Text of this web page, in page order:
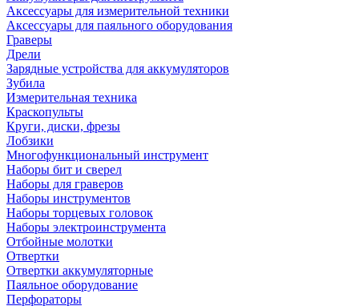
Аксессуары для измерительной техники
Аксессуары для паяльного оборудования
Граверы
Дрели
Зарядные устройства для аккумуляторов
Зубила
Измерительная техника
Краскопульты
Круги, диски, фрезы
Лобзики
Многофункциональный инструмент
Наборы бит и сверел
Наборы для граверов
Наборы инструментов
Наборы торцевых головок
Наборы электроинструмента
Отбойные молотки
Отвертки
Отвертки аккумуляторные
Паяльное оборудование
Перфораторы